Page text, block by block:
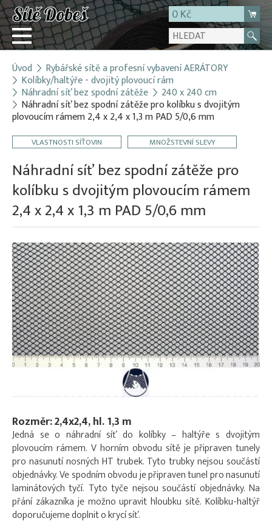
0 Kč
Přihlásit
Registrace
E-shop
O firmě
Úvod Rybářské sítě a profesní vybavení AERÁTORY
Kolíbky/haltýře - dvojitý plovoucí rám
Náhradní síť bez spodní zátěže 240 x 240 cm
Náhradní síť bez spodní zátěže pro kolíbku s dvojitým
plovoucím rámem 2,4 x 2,4 x 1,3 m PAD 5/0,6 mm
VLASTNOSTI SÍŤOVIN MNOŽSTEVNÍ SLEVY
Náhradní síť bez spodní zátěže pro
kolíbku s dvojitým plovoucím rámem
2,4 x 2,4 x 1,3 m PAD 5/0,6 mm
Rozměr: 2,4x2,4, hl. 1,3 m
Jedná se o náhradní síť do kolíbky – haltýře s dvojitým
plovoucím rámem. V horním obvodu sítě je připraven tunely
pro nasunutí nosných HT trubek. Tyto trubky nejsou součástí
objednávky. Ve spodním obvodu je připraven tunel pro nasunutí
laminátových tyčí. Tyto tyče nejsou součástí objednávky. Na
přání zákazníka je možno upravit hloubku sítě. Kolíbku-haltýř
doporučujeme doplnit o krycí síť.